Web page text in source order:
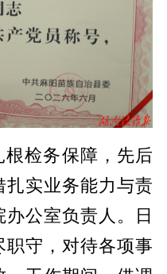
检务保障，先后
实业务能力与责
公室负责人。日
守，对待各项事